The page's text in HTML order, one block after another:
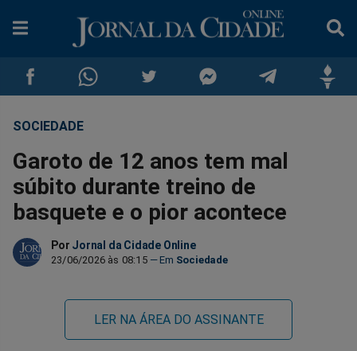
Compartilhar
no
Facebook
Compartilhar
no
Whatsapp
no
Twitter
no
Messenger
no
Telegram
SOCIEDADE
Garoto de 12 anos tem mal
súbito durante treino de
basquete e o pior acontece
Por Jornal da Cidade Online
23/06/2026 às 08:15 Sociedade
LER NA ÁREA DO ASSINANTE